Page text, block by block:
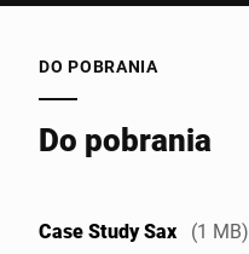
DO POBRANIA
Do pobrania
Case Study Sax (1 MB)